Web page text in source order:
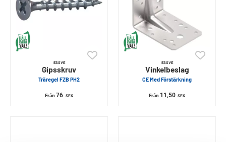
ESSVE
Gipsskruv
Träregel FZB PH2
Från76 SEK
ESSVE
Vinkelbeslag
CE Med Förstärkning
Från 11,50 SEK